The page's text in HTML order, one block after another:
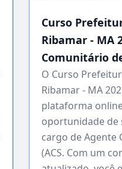
Curso
Ribamar - MA
Comunitário
O Curso
Ribamar - MA
plataforma online
oportunidade de
cargo de Agente
(ACS. Com um